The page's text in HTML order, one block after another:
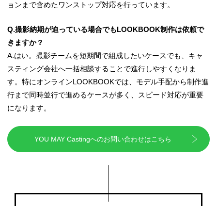
ョンまで含めたワンストップ対応を行っています。
Q.撮影納期が迫っている場合でもLOOKBOOK制作は依頼で
きますか？
A.はい。撮影チームを短期間で組成したいケースでも、キャ
スティング会社へ一括相談することで進行しやすくなりま
す。特にオンラインLOOKBOOKでは、モデル手配から制作進
行まで同時並行で進めるケースが多く、スピード対応が重要
になります。
YOU MAY Castingへのお問い合わせはこちら